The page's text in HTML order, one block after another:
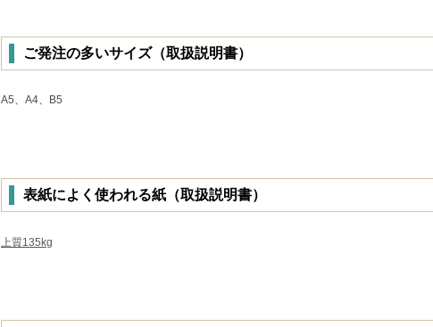
ご発注の多いサイズ（取扱説明書）
A5、A4、B5
表紙によく使われる紙（取扱説明書）
上質135kg